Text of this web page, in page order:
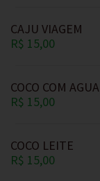
CAJU VIAGEM
R$ 15,00
COCO COM AGUA
R$ 15,00
COCO LEITE
R$ 15,00